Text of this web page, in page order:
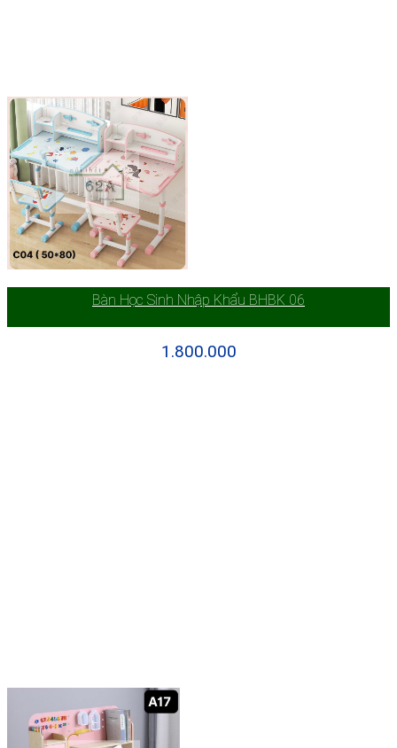
Bàn Học Sinh Nhập Khẩu BHBK 06
1.800.000